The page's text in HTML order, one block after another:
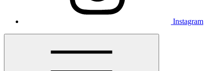
Instagram